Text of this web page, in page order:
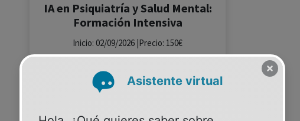
IA en Psiquiatría y Salud Mental:
Formación Intensiva
Inicio: 02/09/2026 |Precio: 150€
Ver curso